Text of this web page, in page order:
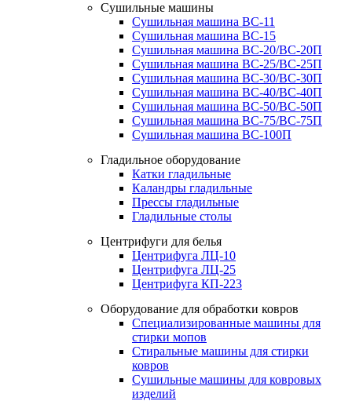
Сушильные машины
Сушильная машина ВС-11
Сушильная машина ВС-15
Сушильная машина ВС-20/ВС-20П
Сушильная машина ВС-25/ВС-25П
Сушильная машина ВС-30/ВС-30П
Сушильная машина ВС-40/ВС-40П
Сушильная машина ВС-50/ВС-50П
Сушильная машина ВС-75/ВС-75П
Сушильная машина ВС-100П
Гладильное оборудование
Катки гладильные
Каландры гладильные
Прессы гладильные
Гладильные столы
Центрифуги для белья
Центрифуга ЛЦ-10
Центрифуга ЛЦ-25
Центрифуга КП-223
Оборудование для обработки ковров
Специализированные машины для
стирки мопов
Стиральные машины для стирки
ковров
Сушильные машины для ковровых
изделий